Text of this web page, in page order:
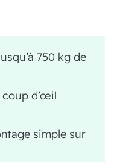
750 kg de
coup d’œil
simple sur